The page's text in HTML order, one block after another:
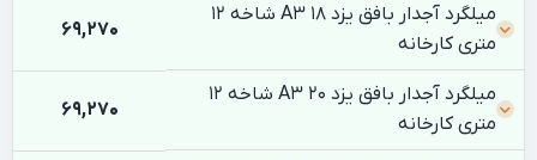
میلگرد آجدار بافق یزد 18 A3 شاخه 12
متری کارخانه
69,270
میلگرد آجدار بافق یزد 20 A3 شاخه 12
متری کارخانه
69,270